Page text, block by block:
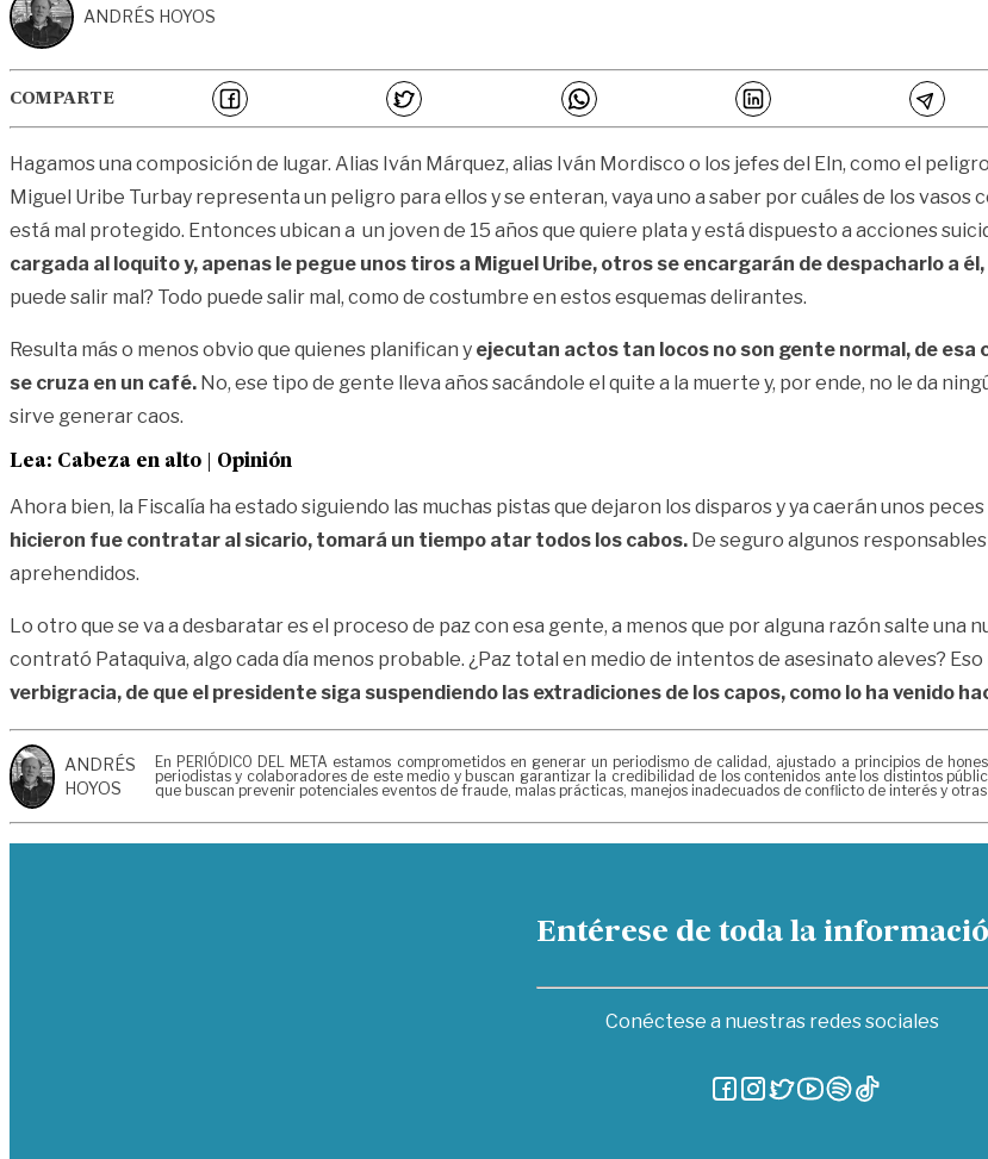
ANDRÉS HOYOS
COMPARTE
Hagamos una composición de lugar. Alias Iván Márquez, alias Iván Mordisco o los jefes del Eln, como el
Miguel Uribe Turbay representa un peligro para ellos y se enteran, vaya uno a saber por cuáles de los
está mal protegido. Entonces ubican a un joven de 15 años que quiere plata y está dispuesto a acciones
cargada al loquito y, apenas le pegue unos tiros a Miguel Uribe, otros se encargarán de despacharlo a
puede salir mal? Todo puede salir mal, como de costumbre en estos esquemas delirantes.
Resulta más o menos obvio que quienes planifican y ejecutan actos tan locos no son gente normal, de esa
se cruza en un café. No, ese tipo de gente lleva años sacándole el quite a la muerte y, por ende, no le da
sirve generar caos.
Lea: Cabeza en alto | Opinión
Ahora bien, la Fiscalía ha estado siguiendo las muchas pistas que dejaron los disparos y ya caerán unos
hicieron fue contratar al sicario, tomará un tiempo atar todos los cabos. De seguro algunos
aprehendidos.
Lo otro que se va a desbaratar es el proceso de paz con esa gente, a menos que por alguna razón salte una
contrató Pataquiva, algo cada día menos probable. ¿Paz total en medio de intentos de asesinato aleves?
verbigracia, de que el presidente siga suspendiendo las extradiciones de los capos, como lo ha venido
ANDRÉS
HOYOS
En PERIÓDICO DEL META estamos comprometidos en generar un periodismo de calidad, ajustado a principios de
periodistas y colaboradores de este medio y buscan garantizar la credibilidad de los contenidos ante los distintos
que buscan prevenir potenciales eventos de fraude, malas prácticas, manejos inadecuados de conflicto de interés y
Entérese de toda la
Conéctese a nuestras redes sociales